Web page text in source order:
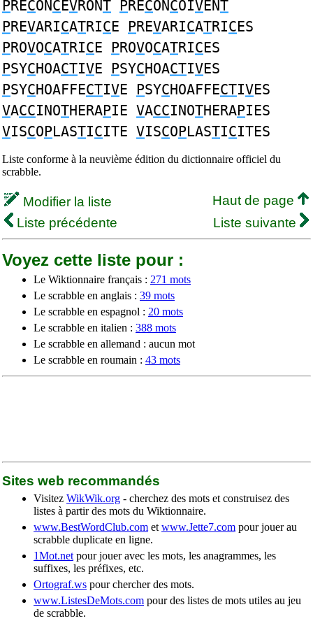
PRECONCEVRONT PRECONCOIVENT
PREVARICATRICE PREVARICATRICES
PROVOCATRICE PROVOCATRICES
PSYCHOACTIVE PSYCHOACTIVES
PSYCHOAFFECTIVE PSYCHOAFFECTIVES
VACCINOTHERAPIE VACCINOTHERAPIES
VISCOPLASTICITE VISCOPLASTICITES
Liste conforme à la neuvième édition du dictionnaire officiel du
scrabble.
Modifier la liste
Haut de page
Liste précédente
Liste suivante
Voyez cette liste pour :
Le Wiktionnaire français : 271 mots
Le scrabble en anglais : 39 mots
Le scrabble en espagnol : 20 mots
Le scrabble en italien : 388 mots
Le scrabble en allemand : aucun mot
Le scrabble en roumain : 43 mots
Sites web recommandés
Visitez WikWik.org - cherchez des mots et construisez des
listes à partir des mots du Wiktionnaire.
www.BestWordClub.com et www.Jette7.com pour jouer au
scrabble duplicate en ligne.
1Mot.net pour jouer avec les mots, les anagrammes, les
suffixes, les préfixes, etc.
Ortograf.ws pour chercher des mots.
www.ListesDeMots.com pour des listes de mots utiles au jeu
de scrabble.